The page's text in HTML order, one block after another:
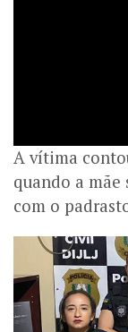
A vítima
quando a
com o